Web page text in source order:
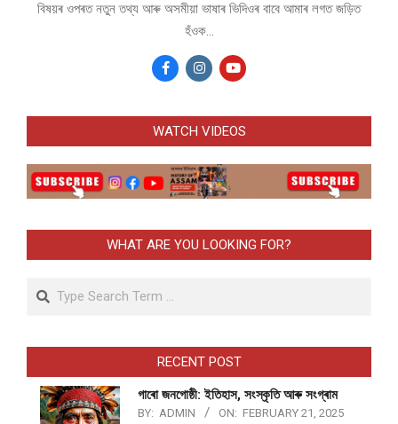
বিষয়ৰ ওপৰত নতুন তথ্য আৰু অসমীয়া ভাষাৰ ভিদিওৰ বাবে আমাৰ লগত জড়িত
হঁওক...
WATCH VIDEOS
WHAT ARE YOU LOOKING FOR?
Search
RECENT POST
গাৰো জনগোষ্ঠী: ইতিহাস, সংস্কৃতি আৰু সংগ্ৰাম
BY: ADMIN ON: FEBRUARY 21, 2025